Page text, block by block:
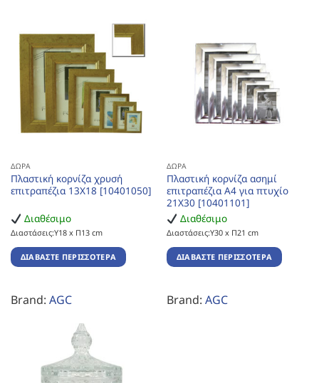
ΔΏΡΑ
Πλαστική κορνίζα χρυσή
επιτραπέζια 13Χ18 [10401050]
Διαθέσιμο
Διαστάσεις:Υ18 x Π13 cm
ΔΙΑΒΆΣΤΕ ΠΕΡΙΣΣΌΤΕΡΑ
Brand: AGC
ΔΏΡΑ
Πλαστική κορνίζα ασημί
επιτραπέζια Α4 για πτυχίο
21Χ30 [10401101]
Διαθέσιμο
Διαστάσεις:Υ30 x Π21 cm
ΔΙΑΒΆΣΤΕ ΠΕΡΙΣΣΌΤΕΡΑ
Brand: AGC